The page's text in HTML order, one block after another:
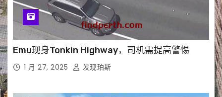
Emu现身Tonkin Highway，司机需提高警惕
1 月 27, 2025 发现珀斯